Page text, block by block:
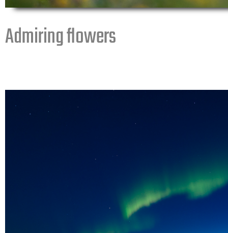
Admiring flowers